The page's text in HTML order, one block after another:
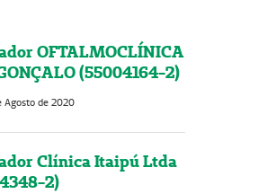
OFTALMOCLÍNICA
(55004164-2)
Agosto de 2020
Clínica Itaipú Ltda
2)